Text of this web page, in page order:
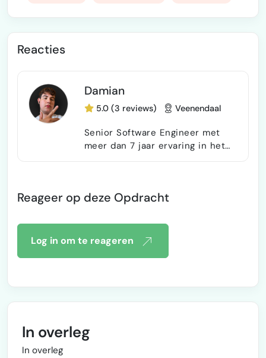
Reacties
Damian
5.0 (3 reviews) Veenendaal
Senior Software Engineer met
meer dan 7 jaar ervaring in het
bedrijven. Gespecialiseerd in
behulp van moderne frameworks
zoals React, Next.js, Node.js en
Reageer op deze Opdracht
Log in om te reageren
In overleg
In overleg